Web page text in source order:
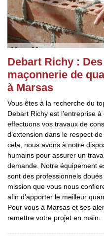
Debart Richy :
maçonnerie de
à Marsas
Vous êtes à la recherche du
Debart Richy est l’entreprise
effectuons vos travaux de
d’extension dans le respect
cela, nous avons à notre
humains pour assurer un
demande. Notre équipement
sont des professionnels
mission que vous nous
afin d’apporter le meilleur
Pour vous à Marsas et ses
remettre votre projet en main.